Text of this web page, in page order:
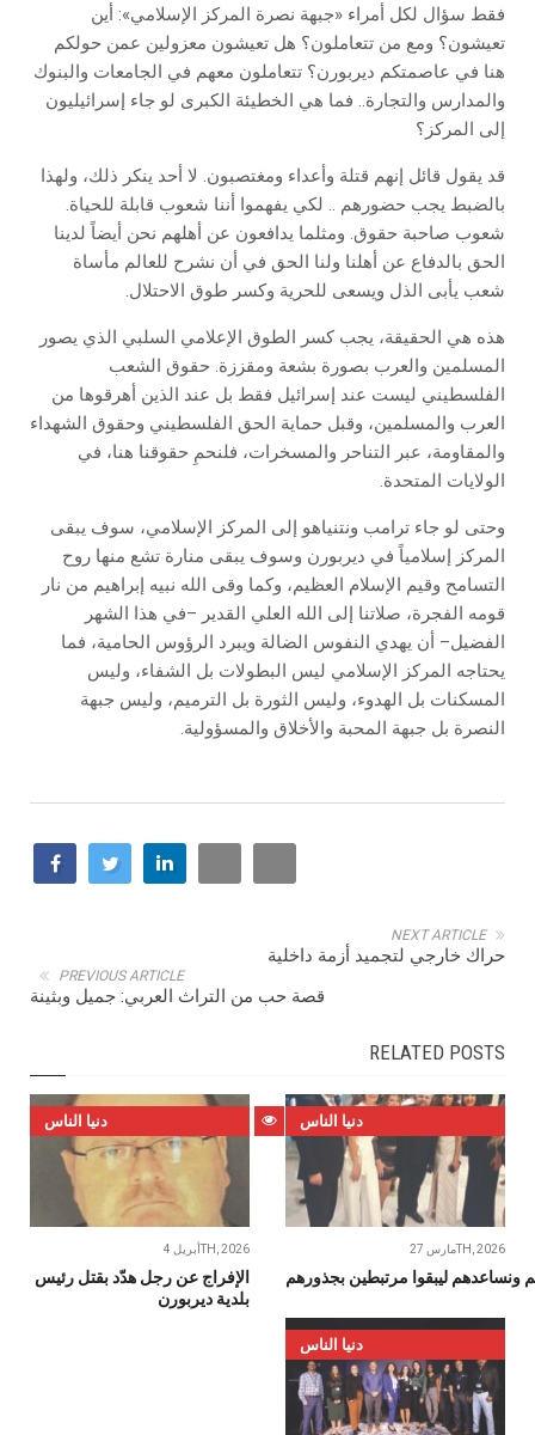
فقط سؤال لكل أمراء «جبهة نصرة المركز الإسلامي»: أين
تعيشون؟ ومع من تتعاملون؟ هل تعيشون معزولين عمن حولكم
هنا في عاصمتكم ديربورن؟ تتعاملون معهم في الجامعات والبنوك
والمدارس والتجارة.. فما هي الخطيئة الكبرى لو جاء إسرائيليون
إلى المركز؟
قد يقول قائل إنهم قتلة وأعداء ومغتصبون. لا أحد ينكر ذلك، ولهذا
بالضبط يجب حضورهم .. لكي يفهموا أننا شعوب قابلة للحياة.
شعوب صاحبة حقوق. ومثلما يدافعون عن أهلهم نحن أيضاً لدينا
الحق بالدفاع عن أهلنا ولنا الحق في أن نشرح للعالم مأساة
شعب يأبى الذل ويسعى للحرية وكسر طوق الاحتلال.
هذه هي الحقيقة، يجب كسر الطوق الإعلامي السلبي الذي يصور
المسلمين والعرب بصورة بشعة ومقززة. حقوق الشعب
الفلسطيني ليست عند إسرائيل فقط بل عند الذين أهرقوها من
العرب والمسلمين، وقبل حماية الحق الفلسطيني وحقوق الشهداء
والمقاومة، عبر التناحر والمسخرات، فلنحمِ حقوقنا هنا، في
الولايات المتحدة.
وحتى لو جاء ترامب ونتنياهو إلى المركز الإسلامي، سوف يبقى
المركز إسلامياً في ديربورن وسوف يبقى منارة تشع منها روح
التسامح وقيم الإسلام العظيم، وكما وقى الله نبيه إبراهيم من نار
قومه الفجرة، صلاتنا إلى الله العلي القدير –في هذا الشهر
الفضيل– أن يهدي النفوس الضالة ويبرد الرؤوس الحامية، فما
يحتاجه المركز الإسلامي ليس البطولات بل الشفاء، وليس
المسكنات بل الهدوء، وليس الثورة بل الترميم، وليس جبهة
النصرة بل جبهة المحبة والأخلاق والمسؤولية.
NEXT ARTICLE
حراك خارجي لتجميد أزمة داخلية
PREVIOUS ARTICLE
قصة حب من التراث العربي: جميل وبثينة
RELATED POSTS
دنيا الناس
أبريل 4TH, 2026
‬بلدية‭ ‬ديربورن
دنيا الناس
مارس 27TH, 2026
ونساعدهم ليبقوا مرتبطين بجذورهم
دنيا الناس